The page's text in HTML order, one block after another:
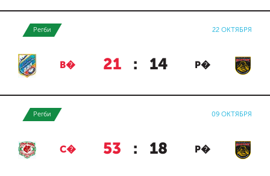
Регби 22 ОКТЯБРЯ
В� 21 : 14 Р�
Регби 09 ОКТЯБРЯ
С� 53 : 18 Р�